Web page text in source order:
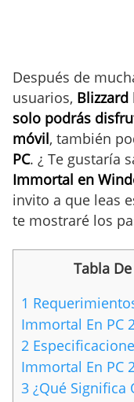
Después de
usuarios, Blizzard
solo podrás
móvil, también
PC. ¿ Te gustaría
Immortal en
invito a que leas
te mostraré los
Tabla
1
Immortal En PC
2
Immortal En PC
3 ¿Qué